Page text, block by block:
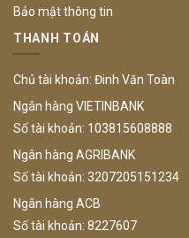
Bảo mật thông tin
THANH TOÁN
Chủ tài khoản: Đinh Văn Toàn
Ngân hàng VIETINBANK
Số tài khoản: 103815608888
Ngân hàng AGRIBANK
Số tài khoản: 3207205151234
Ngân hàng ACB
Số tài khoản: 8227607